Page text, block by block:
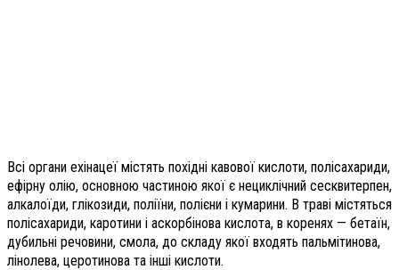
Всі органи ехінацеї містять похідні кавової кислоти, полісахариди,
ефірну олію, основною частиною якої є нециклічний сесквитерпен,
алкалоїди, глікозиди, поліїни, полієни і кумарини. В траві містяться
полісахариди, каротини і аскорбінова кислота, в коренях — бетаїн,
дубильні речовини, смола, до складу якої входять пальмітинова,
лінолева, церотинова та інші кислоти.